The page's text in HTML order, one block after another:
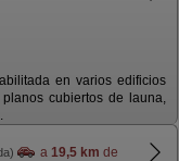
en varios edificios
cubiertos de launa,
a 19,5 km de